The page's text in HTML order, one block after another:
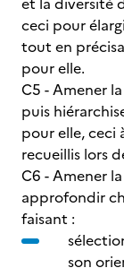
ceci pour
tout en
pour elle.
C5 - Amener
puis
pour elle, ceci
recueillis lors
C6 - Amener
approfondir
faisant :
son